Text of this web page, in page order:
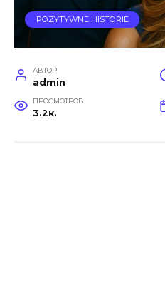
POZYTYWNE HISTORIE
АВТОР
admin
ПРОСМОТРОВ
3.2к.